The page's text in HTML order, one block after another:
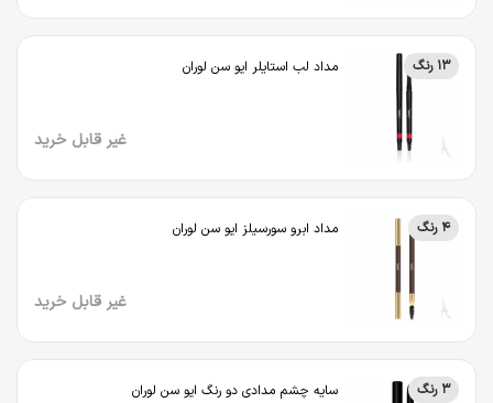
13 رنگ مداد لب استایلر ایو سن لوران
غیر قابل خرید
4 رنگ مداد ابرو سورسیلز ایو سن لوران
غیر قابل خرید
3 رنگ سایه چشم مدادی دو رنگ ایو سن لوران